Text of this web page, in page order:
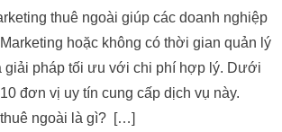
thuê ngoài giúp các doanh nghiệp
hoặc không có thời gian quản lý
giải pháp tối ưu với chi phí hợp lý. Dưới
đơn vị uy tín cung cấp dịch vụ này.
ngoài là gì? […]